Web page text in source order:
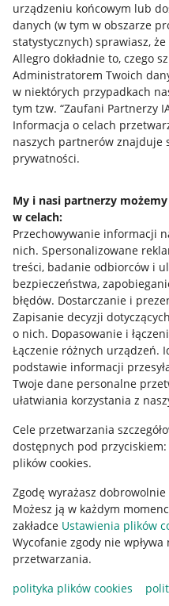
urządzeniu końcowym lub
danych (w tym w obszarze
statystycznych) sprawiasz,
Allegro dokładnie to, czego
Administratorem Twoich
w niektórych przypadkach
tym tzw. “Zaufani Partnerzy
Informacja o celach
naszych partnerów znajduje
prywatności.
My i nasi partnerzy
w celach:
Przechowywanie informacji
nich. Spersonalizowane
treści, badanie odbiorców i
bezpieczeństwa,
błędów. Dostarczanie i
Zapisanie decyzji
o nich. Dopasowanie i
Łączenie różnych urządzeń.
podstawie informacji
Twoje dane personalne
ułatwiania korzystania z
Cele przetwarzania
dostępnych pod przyciskiem:
plików cookies.
Zgodę wyrażasz
Możesz ją w każdym
zakładce Ustawienia plików
Wycofanie zgody nie
przetwarzania.
polityka plików cookies
Przydatne informacje
Jak to działa
Allegro Gadane dla
Allegro Gadane dla
Mapa miejscowości
Informacje prawne
Regulamin
Polityka plików "cookies"
Ustawienia plików "cookies"
Udostępnianie lokalizacji
Informacje dla Aktu o
Pobierz aplikację